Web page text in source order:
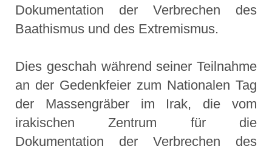
Dokumentation der Verbrechen des
Baathismus und des Extremismus.
Dies geschah während seiner Teilnahme
an der Gedenkfeier zum Nationalen Tag
der Massengräber im Irak, die vom
irakischen Zentrum für die
Dokumentation der Verbrechen des